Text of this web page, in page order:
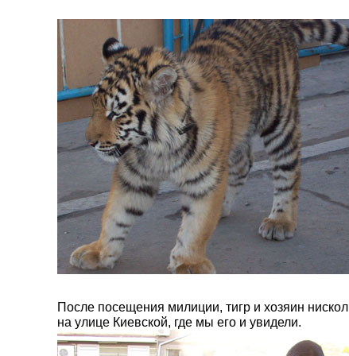
После посещения милиции, тигр и хозяин
на улице Киевской, где мы его и увидели.